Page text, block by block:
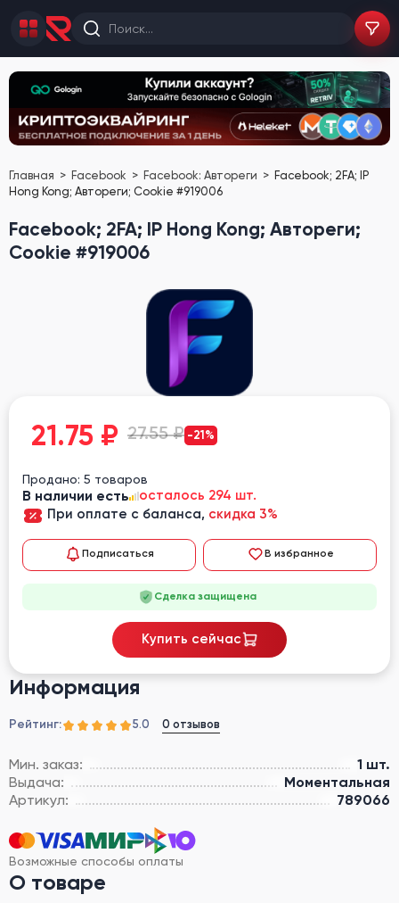
Главная Facebook Facebook: Автореги
Facebook; 2FA; IP
Hong Kong; Автореги; Cookie #919006
Facebook; 2FA; IP Hong Kong; Автореги;
Cookie #919006
Информация
Рейтинг: 5.0 0 отзывов
Мин. заказ:
1 шт.
Выдача:
Моментальная
Артикул:
789066
Возможные способы оплаты
О товаре
21.75 ₽ 27.55 ₽ -21%
Продано: 5 товаров
В наличии есть
осталось 294 шт.
При оплате с баланса, скидка 3%
Подписаться В избранное
Сделка защищена
Купить сейчас